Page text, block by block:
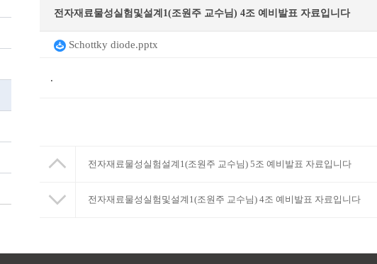
전자재료물성실험및설계1(조원주 교수님) 4조 예비발표 자료입니다
Schottky diode.pptx
.
전자재료물성실험설계1(조원주 교수님) 5조 예비발표 자료입니다
전자재료물성실험및설계1(조원주 교수님) 4조 예비발표 자료입니다